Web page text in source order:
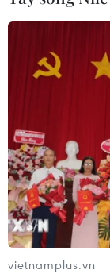
vietnamplus.vn